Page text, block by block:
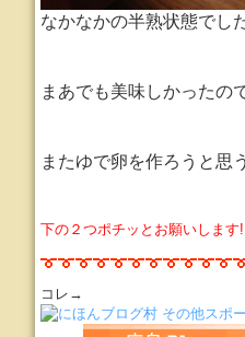
なかなかの半熟状態でし
まあでも美味しかったの
またゆで卵を作ろうと思
下の２つポチッとお願いします!
コレ→